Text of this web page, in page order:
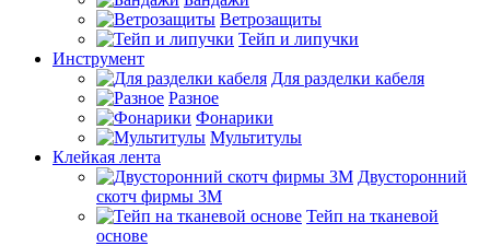
Ветрозащиты
Тейп и липучки
Инструмент
Для разделки кабеля
Разное
Фонарики
Мультитулы
Клейкая лента
Двусторонний
скотч фирмы 3M
Тейп на тканевой
основе